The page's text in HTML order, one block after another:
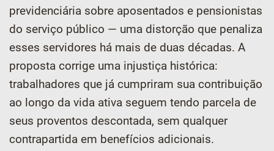
previdenciária sobre aposentados e pensionistas
do serviço público — uma distorção que penaliza
esses servidores há mais de duas décadas. A
proposta corrige uma injustiça histórica:
trabalhadores que já cumpriram sua contribuição
ao longo da vida ativa seguem tendo parcela de
seus proventos descontada, sem qualquer
contrapartida em benefícios adicionais.